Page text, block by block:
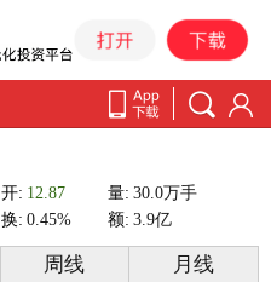
开: 12.87 量: 30.0万手
换: 0.45% 额: 3.9亿
周线 月线